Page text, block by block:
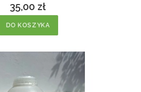
Cena
35,00 zł
DO KOSZYKA